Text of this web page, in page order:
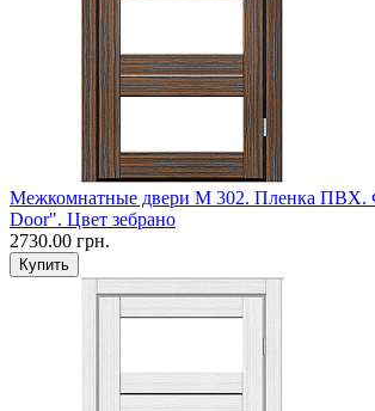
Межкомнатные двери M 302. Пленка ПВХ.
Door". Цвет зебрано
2730.00 грн.